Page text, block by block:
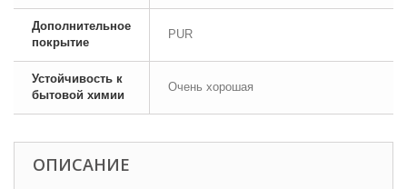
Дополнительное
покрытие
PUR
Устойчивость к
бытовой химии
Очень хорошая
ОПИСАНИЕ